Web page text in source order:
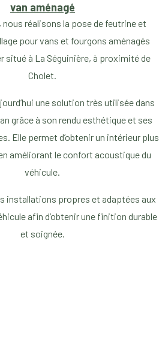
van aménagé
nous réalisons la pose de feutrine et
pour vans et fourgons aménagés
situé à La Séguinière, à proximité de
Cholet.
une solution très utilisée dans
grâce à son rendu esthétique et ses
Elle permet d’obtenir un intérieur plus
améliorant le confort acoustique du
véhicule.
installations propres et adaptées aux
afin d’obtenir une finition durable
et soignée.